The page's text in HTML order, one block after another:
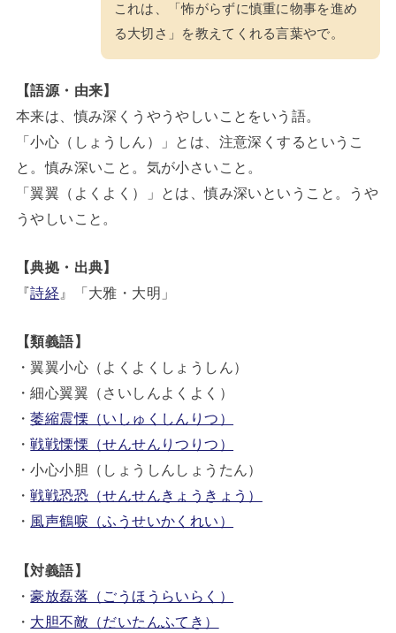
これは、「怖がらずに慎重に物事を進め
る大切さ」を教えてくれる言葉やで。
【語源・由来】
本来は、慎み深くうやうやしいことをいう語。
「小心（しょうしん）」とは、注意深くするというこ
と。慎み深いこと。気が小さいこと。
「翼翼（よくよく）」とは、慎み深いということ。うや
うやしいこと。
【典拠・出典】
『詩経 』「大雅・大明」
【類義語】
・翼翼小心（よくよくしょうしん）
・細心翼翼（さいしんよくよく）
・萎縮震慄（いしゅくしんりつ）
・戦戦慄慄（せんせんりつりつ）
・小心小胆（しょうしんしょうたん）
・戦戦恐恐（せんせんきょうきょう）
・ 風声鶴唳（ふうせいかくれい）
【対義語】
・豪放磊落（ごうほうらいらく）
・ 大胆不敵（だいたんふてき）